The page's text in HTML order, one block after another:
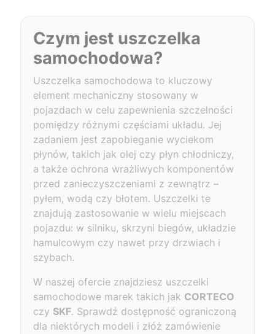
Czym jest uszczelka
samochodowa?
Uszczelka samochodowa to kluczowy
element mechaniczny stosowany w
pojazdach w celu zapewnienia szczelności
pomiędzy różnymi częściami układu. Jej
zadaniem jest zapobieganie wyciekom
płynów, takich jak olej czy płyn chłodniczy,
a także ochrona wrażliwych komponentów
przed zanieczyszczeniami z zewnątrz –
pyłem, wodą czy błotem. Uszczelki te
znajdują zastosowanie w wielu miejscach
pojazdu: w silniku, skrzyni biegów, układzie
hamulcowym czy nawet przy drzwiach i
szybach.
W naszej ofercie znajdziesz uszczelki
samochodowe marek takich jak CORTECO
czy SKF. Sprawdź dostępność ograniczoną
dla niektórych modeli i złóż zamówienie